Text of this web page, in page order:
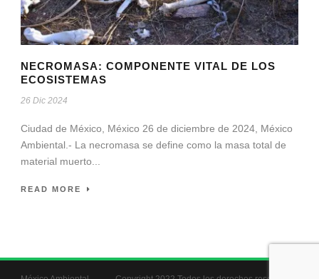
NECROMASA: COMPONENTE VITAL DE LOS
ECOSISTEMAS
26 Dic 2024
Ciudad de México, México 26 de diciembre de 2024, México
Ambiental.- La necromasa se define como la masa total de
material muerto...
READ MORE